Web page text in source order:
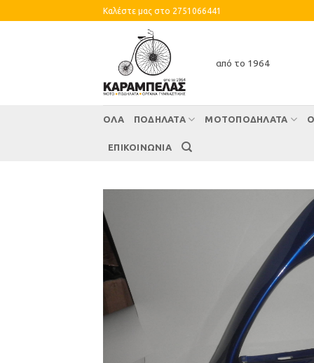
to
Καλέστε μας στο 2751066441
από το 1964
ΌΛΑ ΠΟΔΗΛΑΤΑ ΜΟΤΟΠΟΔΗΛΑΤΑ
ΕΠΙΚΟΙΝΩΝΙΑ